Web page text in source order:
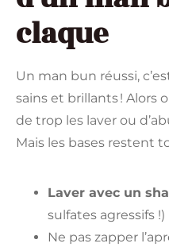
claque
Un man bun réussi,
sains et brillants ! Alors
de trop les laver ou
Mais les bases restent
Laver avec un
sulfates agressifs !)
Ne pas zapper